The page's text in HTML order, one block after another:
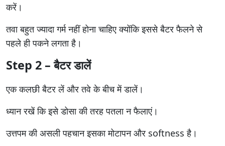
करें।
तवा बहुत ज्यादा गर्म नहीं होना चाहिए क्योंकि इससे बैटर फैलने से
पहले ही पकने लगता है।
Step 2 – बैटर डालें
एक कलछी बैटर लें और तवे के बीच में डालें।
ध्यान रखें कि इसे डोसा की तरह पतला न फैलाएं।
उत्तपम की असली पहचान इसका मोटापन और softness है।